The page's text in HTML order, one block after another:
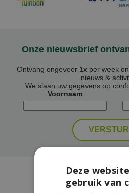
Onze nieuwsbrief
Ontvang ongeveer 1x per week
nieuws &
We slaan uw gegevens op
Voornaam
Deze
gebruik van